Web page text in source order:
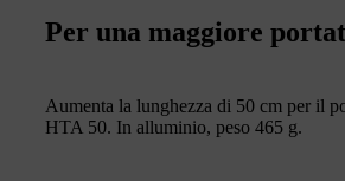
Per una maggiore
Aumenta la lunghezza di 50 cm per il
HTA 50. In alluminio, peso 465 g.